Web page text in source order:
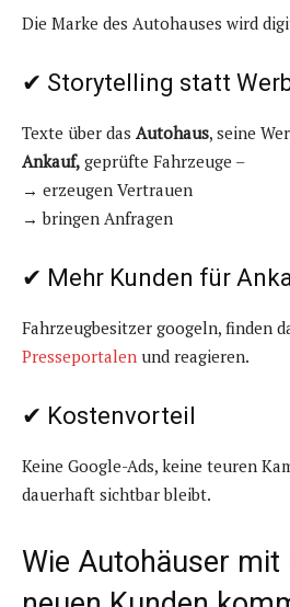
Die Marke des Autohauses wird
✔ Storytelling statt
Texte über das Autohaus, seine
Ankauf, geprüfte Fahrzeuge –
→ erzeugen Vertrauen
→ bringen Anfragen
✔ Mehr Kunden für
Fahrzeugbesitzer googeln, finden
Presseportalen und reagieren.
✔ Kostenvorteil
Keine Google-Ads, keine teuren
dauerhaft sichtbar bleibt.
Wie Autohäuser mit